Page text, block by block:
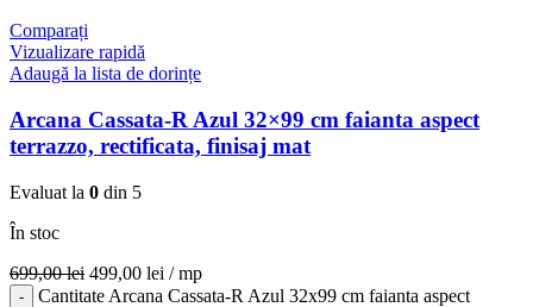
Comparați
Vizualizare rapidă
Adaugă la lista de dorințe
Arcana Cassata-R Azul 32×99 cm faianta aspect
terrazzo, rectificata, finisaj mat
Evaluat la 0 din 5
În stoc
699,00lei 499,00 lei / mp
Cantitate Arcana Cassata-R Azul 32x99 cm faianta aspect